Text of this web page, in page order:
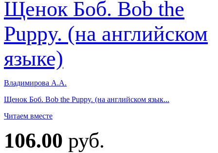
Владимирова А.А.
Щенок Боб. Bob the Puppy. (на английском язык...
Читаем вместе
106.00 руб.